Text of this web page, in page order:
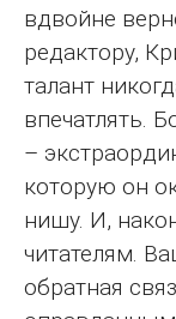
вдвойне
редактору,
талант
впечатлять.
–
которую он
нишу. И,
читателям.
обратная